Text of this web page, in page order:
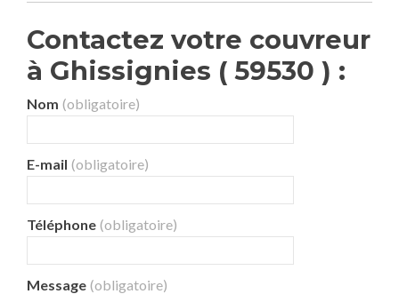
Contactez votre couvreur
à Ghissignies ( 59530 ) :
Nom (obligatoire)
E-mail (obligatoire)
Téléphone (obligatoire)
Message (obligatoire)